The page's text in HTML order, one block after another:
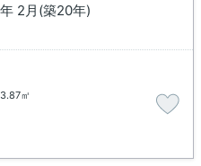
2月(築20年)
㎡